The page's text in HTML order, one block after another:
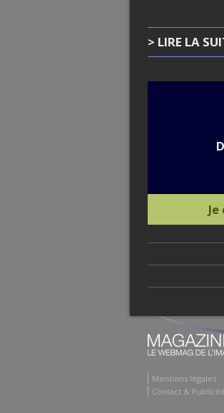
> LIRE LA
Mentions légales
Contact & Publicité